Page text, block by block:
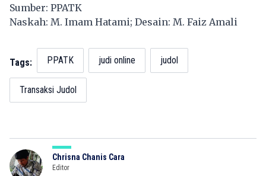
Sumber: PPATK
Naskah: M. Imam Hatami; Desain: M. Faiz Amali
Tags: PPATK judi online judol
Transaksi Judol
Chrisna Chanis Cara
Editor